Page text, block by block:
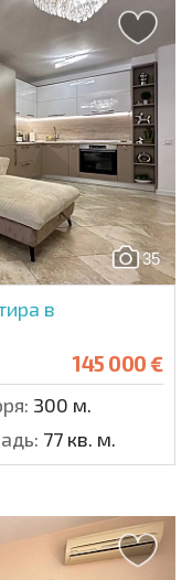
35
в
145 000 €
300 м.
77 кв. м.